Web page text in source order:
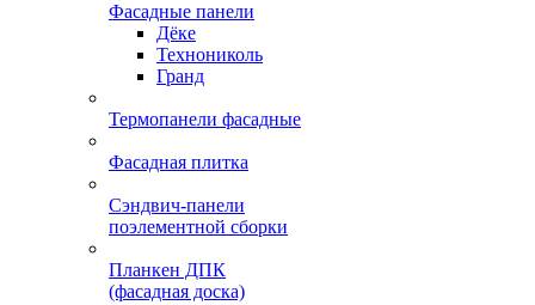
Фасадные панели
Дёке
Технониколь
Гранд
Термопанели фасадные
Фасадная плитка
Сэндвич-панели
поэлементной сборки
Планкен ДПК
(фасадная доска)